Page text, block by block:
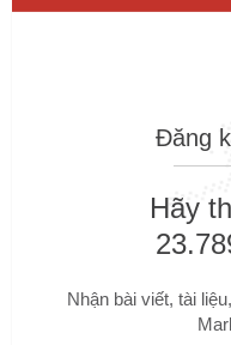
Đăng
Hãy
Nhận bài viết, tài